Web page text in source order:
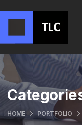
HOME PORTFOLIO